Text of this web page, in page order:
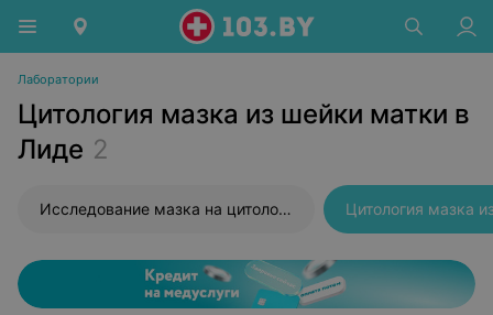
Лаборатории
Цитология мазка из шейки матки в
Лиде 2
Исследование мазка на цитологию Цитология мазка